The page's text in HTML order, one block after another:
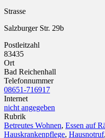
Strasse
Salzburger Str. 29b
Postleitzahl
83435
Ort
Bad Reichenhall
Telefonnummer
08651-716917
Internet
nicht angegeben
Rubrik
Betreutes Wohnen, Essen auf
Hauskrankenpflege, Hausnotruf,